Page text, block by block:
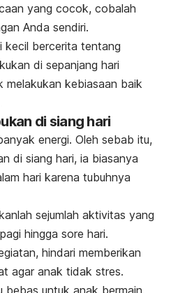
yang cocok, cobalah
Anda sendiri.
kecil bercerita tentang
di sepanjang hari
melakukan kebiasaan baik
di siang hari
energi. Oleh sebab itu,
di siang hari, ia biasanya
hari karena tubuhnya
sejumlah aktivitas yang
hingga sore hari.
hindari memberikan
agar anak tidak stres.
untuk anak bermain.